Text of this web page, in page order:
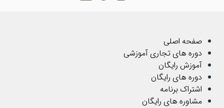
صفحه اصلی
دوره های تجاری آموزشی
آموزش رایگان
دوره های رایگان
اشتراک برنامه
مشاوره های رایگان